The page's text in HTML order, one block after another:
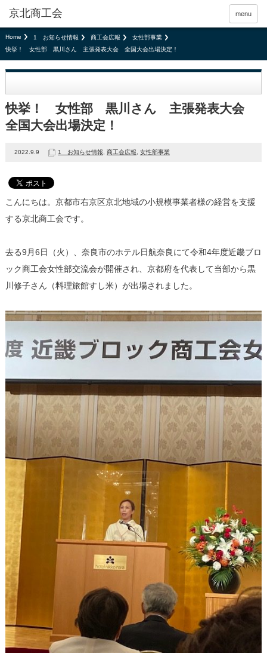
京北商工会 menu
Home 1 お知らせ情報 商工会広報
女性部事業
快挙！ 女性部 黒川さん 主張発表大会 全国大会出場決定！
快挙！ 女性部 黒川さん 主張発表大会
全国大会出場決定！
2022.9.9 1 お知らせ情報 商工会広報 女性部事業
こんにちは。京都市右京区京北地域の小規模事業者様の経営を支援
する京北商工会です。
去る9月6日（火）、奈良市のホテル日航奈良にて令和4年度近畿ブロ
ック商工会女性部交流会が開催され、京都府を代表して当部から黒
川修子さん（料理旅館すし米）が出場されました。